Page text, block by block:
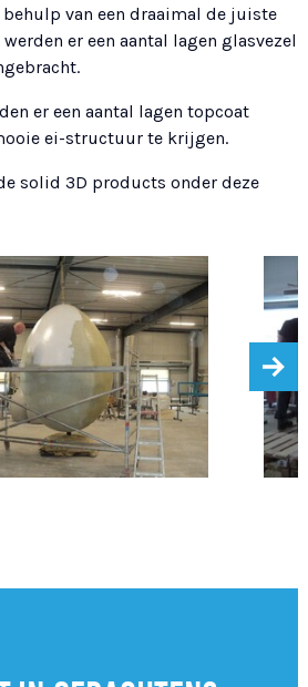
van een draaimal de juiste
er een aantal lagen glasvezel
er een aantal lagen topcoat
ei-structuur te krijgen.
solid 3D products onder deze
›